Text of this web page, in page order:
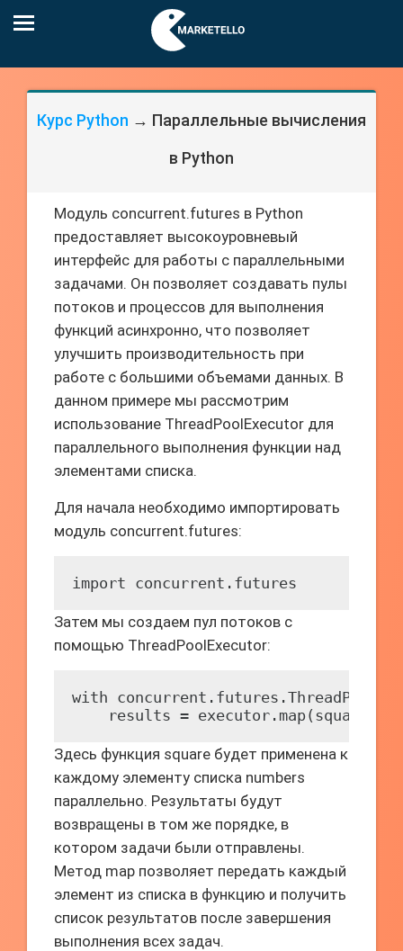
Курс Python → Параллельные вычисления
в Python
Модуль concurrent.futures в Python
предоставляет высокоуровневый
интерфейс для работы с параллельными
задачами. Он позволяет создавать пулы
потоков и процессов для выполнения
функций асинхронно, что позволяет
улучшить производительность при
работе с большими объемами данных. В
данном примере мы рассмотрим
использование ThreadPoolExecutor для
параллельного выполнения функции над
элементами списка.
Для начала необходимо импортировать
модуль concurrent.futures:
import concurrent.futures
Затем мы создаем пул потоков с
помощью ThreadPoolExecutor:
with
results = executor.map(square,
Здесь функция square будет применена к
каждому элементу списка numbers
параллельно. Результаты будут
возвращены в том же порядке, в
котором задачи были отправлены.
Метод map позволяет передать каждый
элемент из списка в функцию и получить
список результатов после завершения
выполнения всех задач.